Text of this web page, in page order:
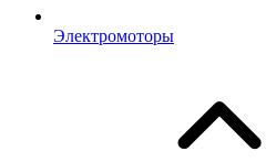
Электромоторы